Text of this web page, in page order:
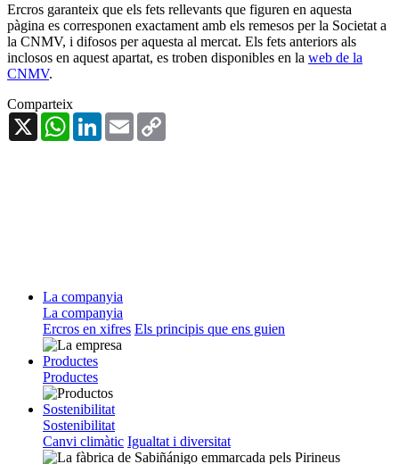
Ercros garanteix que els fets rellevants que figuren en aquesta
pàgina es corresponen exactament amb els remesos per la Societat a
la CNMV, i difosos per aquesta al mercat. Els fets anteriors als
inclosos en aquest apartat, es troben disponibles en la web de la
CNMV.
Comparteix
X
WhatsAppLinkedInEmail
La companyia
La companyia
Ercros en xifres Els principis que ens guien
Productes
Productes
Sostenibilitat
Sostenibilitat
Canvi climàtic Igualtat i diversitat